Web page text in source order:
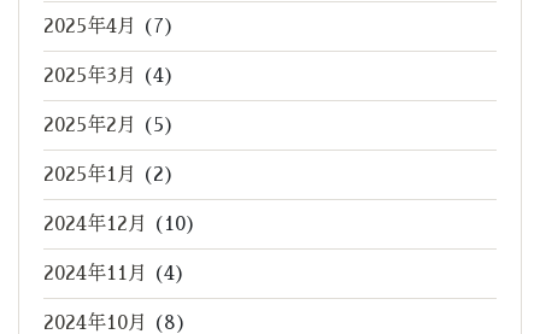
2025年4月 (7)
2025年3月 (4)
2025年2月 (5)
2025年1月 (2)
2024年12月 (10)
2024年11月 (4)
2024年10月 (8)